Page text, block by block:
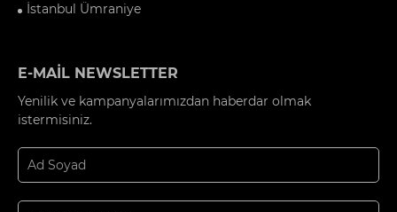
İstanbul Ümraniye
E-MAİL NEWSLETTER
Yenilik ve kampanyalarımızdan haberdar olmak
istermisiniz.